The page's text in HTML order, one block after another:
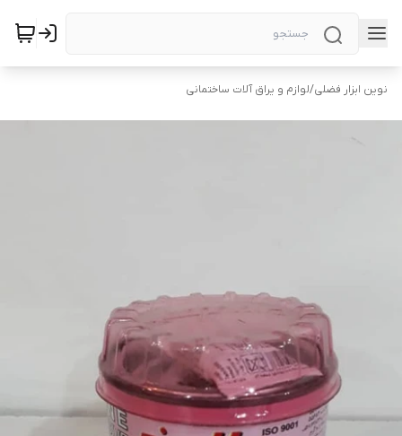
نوین ابزار فضلی/لوازم و یراق آلات ساختمانی